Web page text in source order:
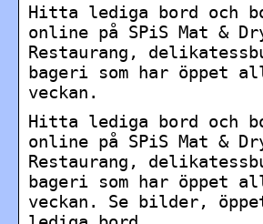
Hitta lediga bord och
online på SPiS Mat &
Restaurang,
bageri som har öppet
veckan.
Hitta lediga bord och
online på SPiS Mat &
Restaurang,
bageri som har öppet
veckan. Se bilder,